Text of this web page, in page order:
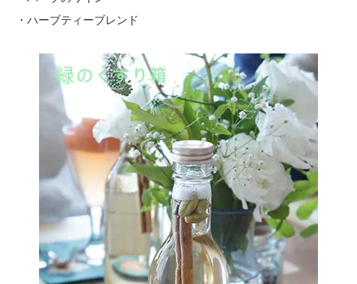
・ハーブティーブレンド